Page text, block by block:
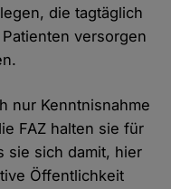
die tagtäglich
versorgen
nur Kenntnisnahme
FAZ halten sie für
sie sich damit, hier
Öffentlichkeit